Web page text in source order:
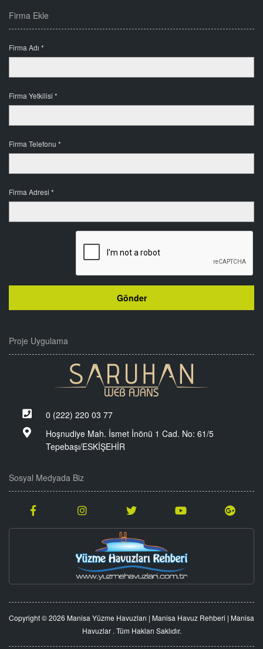
Firma Ekle
Firma Adı *
Firma Yetkilisi *
Firma Telefonu *
Firma Adresi *
Proje Uygulama
0 (222) 220 03 77
Hoşnudiye Mah. İsmet İnönü 1 Cad. No: 61/5
Tepebaşı/ESKİŞEHİR
Sosyal Medyada Biz
Copyright © 2026 Manisa Yüzme Havuzları | Manisa Havuz Rehberi | Manisa
Havuzlar . Tüm Hakları Saklıdır.